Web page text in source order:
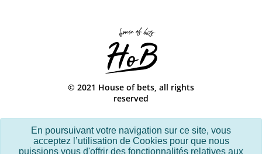
En poursuivant votre navigation sur ce site, vous
acceptez l’utilisation de Cookies pour que nous
puissions vous d'offrir des fonctionnalités relatives aux
© 2021 House of bets, all rights
reserved
contact@houseofbets.co
Politique de confidentialité & CGU